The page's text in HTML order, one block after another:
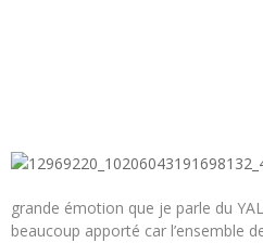
grande émotion que je parle du
beaucoup apporté car l’ensemble